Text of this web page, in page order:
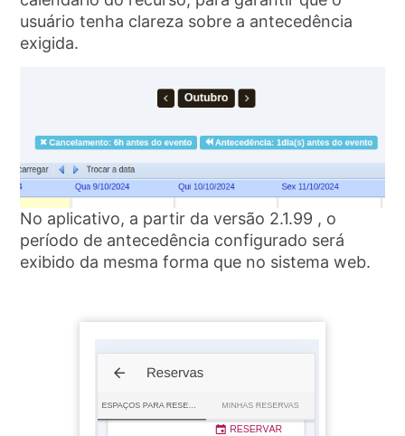
usuário tenha clareza sobre a antecedência
exigida.
No aplicativo, a partir da versão 2.1.99 , o
período de antecedência configurado será
exibido da mesma forma que no sistema web.